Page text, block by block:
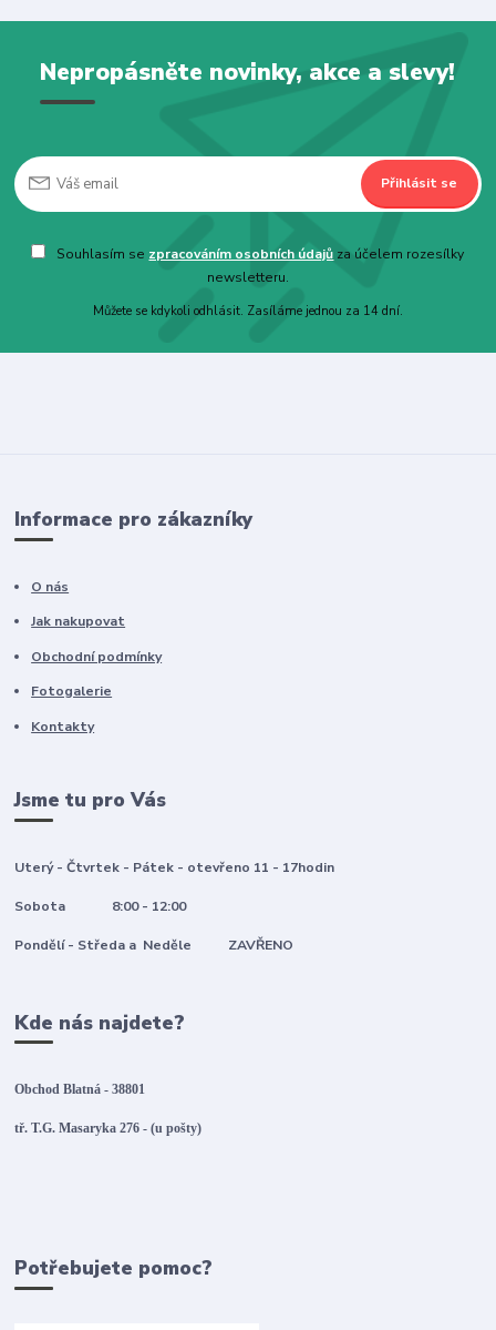
Nepropásněte novinky, akce a slevy!
Přihlásit se
Souhlasím se zpracováním osobních údajů za účelem rozesílky
newsletteru.
Můžete se kdykoli odhlásit. Zasíláme jednou za 14 dní.
Informace pro zákazníky
O nás
Jak nakupovat
Obchodní podmínky
Fotogalerie
Kontakty
Jsme tu pro Vás
Uterý - Čtvrtek - Pátek - otevřeno 11 - 17hodin
Sobota 8:00 - 12:00
Pondělí - Středa a Neděle ZAVŘENO
Kde nás najdete?
Obchod Blatná - 38801
tř. T.G. Masaryka 276 - (u pošty)
Potřebujete pomoc?